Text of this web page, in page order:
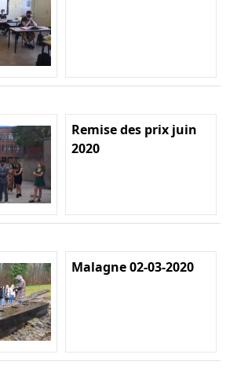
Remise des prix juin
2020
Malagne 02-03-2020